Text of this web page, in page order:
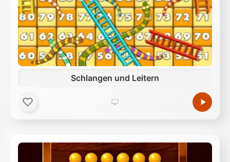
Schlangen und Leitern